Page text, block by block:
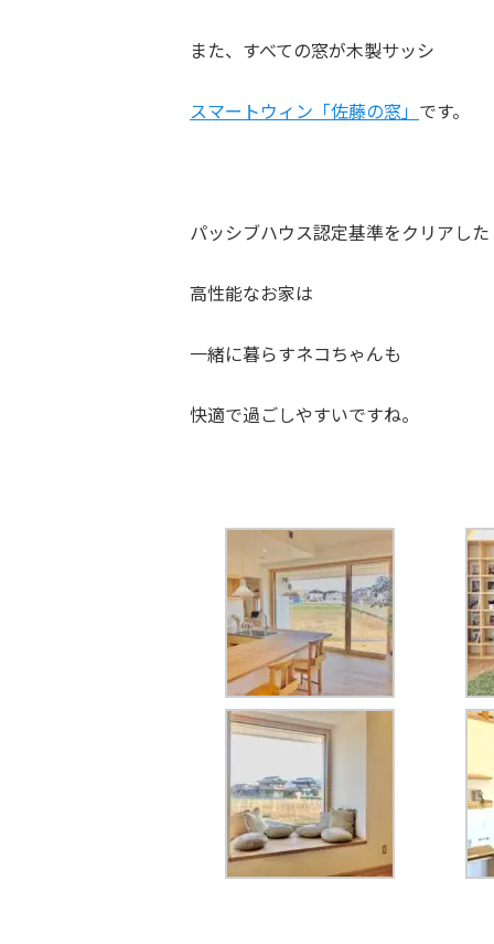
また、すべての窓が木製サッシ
スマートウィン「佐藤の窓」 です。
パッシブハウス認定基準をクリアした
高性能なお家は
一緒に暮らすネコちゃんも
快適で過ごしやすいですね。